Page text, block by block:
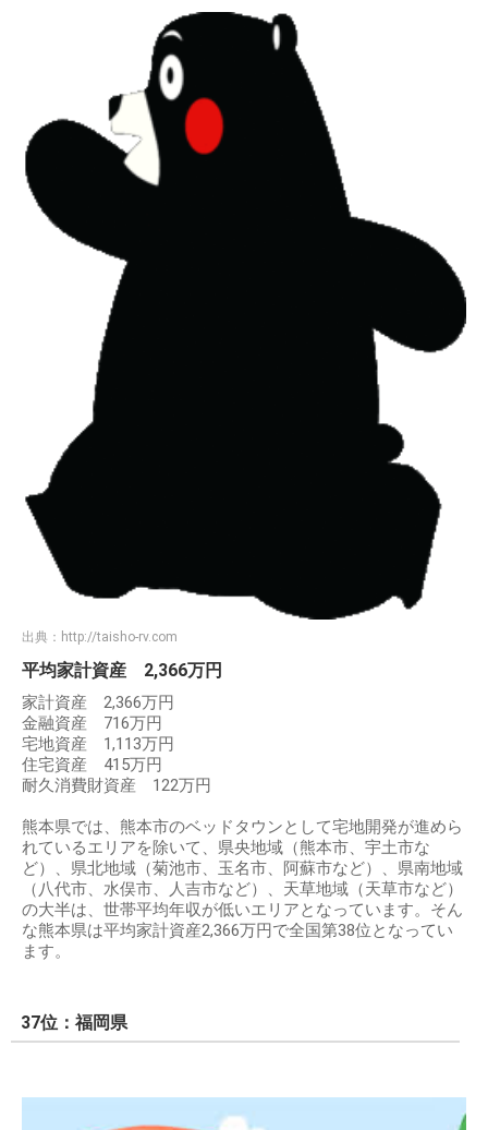
出典： http://taisho-rv.com
平均家計資産 2,366万円
家計資産 2,366万円
金融資産 716万円
宅地資産 1,113万円
住宅資産 415万円
耐久消費財資産 122万円
熊本県では、熊本市のベッドタウンとして宅地開発が進めら
れているエリアを除いて、県央地域（熊本市、宇土市な
ど）、県北地域（菊池市、玉名市、阿蘇市など）、県南地域
（八代市、水俣市、人吉市など）、天草地域（天草市など）
の大半は、世帯平均年収が低いエリアとなっています。そん
な熊本県は平均家計資産2,366万円で全国第38位となってい
ます。
37位：福岡県